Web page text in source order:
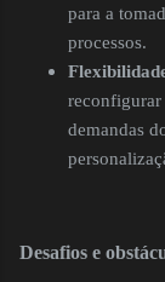
para a
processos.
reconfigurar
demandas
Desafios e